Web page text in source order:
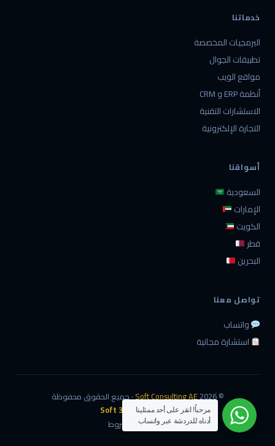
خدماتنا
البرمجيات المخصصة
تطبيقات الجوال
مواقع الويب
أنظمة ERP و CRM
الاستشارات التقنية
التجارة الإلكترونية
أسواقنا
السعودية
الإمارات
الكويت
قطر
البحرين
تواصل معنا
واتساب
استشارة مجانية
© 2026
Soft Consulting AE· جميع الحقوق محفوظة
تصميم وتطوير: 360 Soft
الخصوصية الشروط
مرحباً! انقر على أحد ممثلينا
أدناه للدردشة عبر واتساب